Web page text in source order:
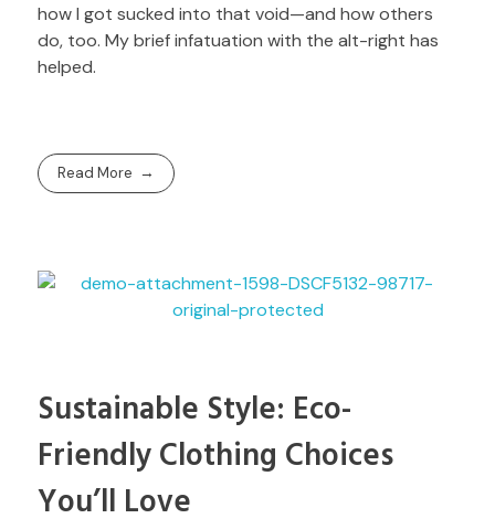
how I got sucked into that void—and how others
do, too. My brief infatuation with the alt-right has
helped.
Read More
Sustainable Style: Eco-
Friendly Clothing Choices
You’ll Love